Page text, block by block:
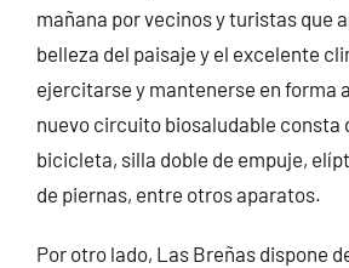
mañana por vecinos y turistas que
belleza del paisaje y el excelente
ejercitarse y mantenerse en forma
nuevo circuito biosaludable consta
bicicleta, silla doble de empuje,
de piernas, entre otros aparatos.
Por otro lado, Las Breñas dispone